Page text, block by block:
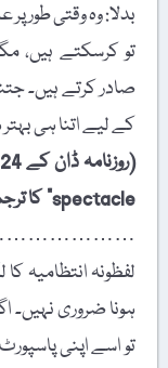
بدلا: وہ وقتی طور
تو کرسکتے ہیں،
صادر کرتے ہیں۔
کے لیے اتنا ہی بہتر
spectacle” کا ترجمہ، مترجم)
لفظونہ انتظامیہ
ہونا ضروری نہیں۔
تو اسے اپنی